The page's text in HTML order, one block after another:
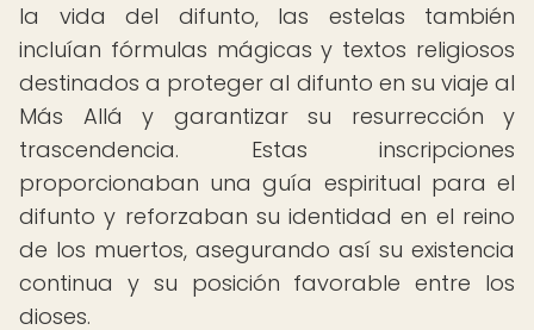
la vida del difunto, las estelas también
incluían fórmulas mágicas y textos religiosos
destinados a proteger al difunto en su viaje al
Más Allá y garantizar su resurrección y
trascendencia. Estas inscripciones
proporcionaban una guía espiritual para el
difunto y reforzaban su identidad en el reino
de los muertos, asegurando así su existencia
continua y su posición favorable entre los
dioses.